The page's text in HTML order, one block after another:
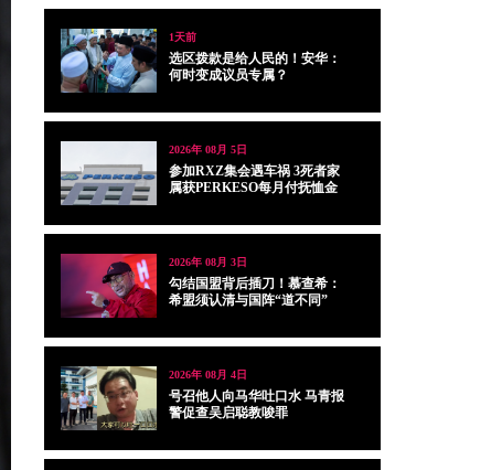
1天前
选区拨款是给人民的！安华：
何时变成议员专属？
2026年 08月 5日
参加RXZ集会遇车祸 3死者家
属获PERKESO每月付抚恤金
2026年 08月 3日
勾结国盟背后插刀！慕查希：
希盟须认清与国阵“道不同”
2026年 08月 4日
号召他人向马华吐口水 马青报
警促查吴启聪教唆罪